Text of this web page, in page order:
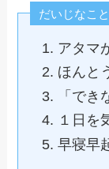
だいじなこ
アタマ
ほんと
「で
１日を
早寝早